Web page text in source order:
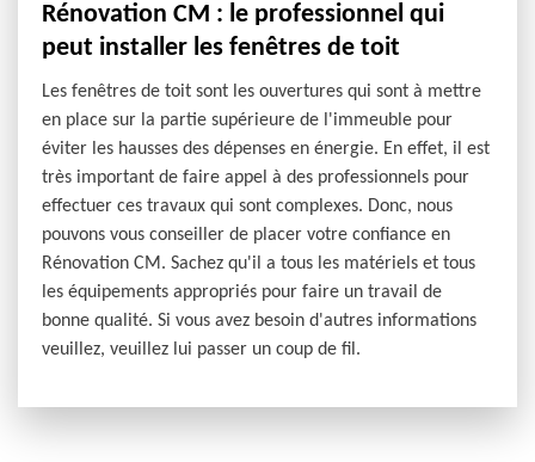
Rénovation CM : le professionnel qui
peut installer les fenêtres de toit
Les fenêtres de toit sont les ouvertures qui sont à mettre
en place sur la partie supérieure de l'immeuble pour
éviter les hausses des dépenses en énergie. En effet, il est
très important de faire appel à des professionnels pour
effectuer ces travaux qui sont complexes. Donc, nous
pouvons vous conseiller de placer votre confiance en
Rénovation CM. Sachez qu'il a tous les matériels et tous
les équipements appropriés pour faire un travail de
bonne qualité. Si vous avez besoin d'autres informations
veuillez, veuillez lui passer un coup de fil.